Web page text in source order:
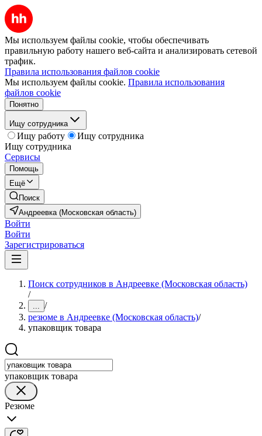
Мы используем файлы cookie, чтобы обеспечивать
правильную работу нашего веб-сайта и анализировать сетевой
трафик.
Правила использования файлов cookie
Мы используем файлы cookie. Правила использования
файлов cookie
Понятно
Ищу сотрудника
Ищу работу
Ищу сотрудника
Ищу сотрудника
Сервисы
Помощь
Ещё
Поиск
Андреевка (Московская область)
Войти
Войти
Зарегистрироваться
Поиск сотрудников в Андреевке (Московская область)
/
... /
резюме в Андреевке (Московская область)/
упаковщик товара
упаковщик товара
Резюме